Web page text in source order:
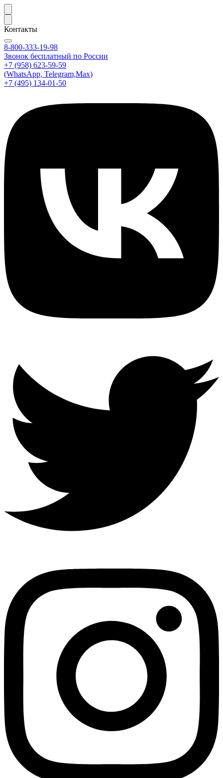
Контакты
8-800-333-19-98
Звонок бесплатный по России
+7 (958) 623-59-59
(WhatsApp, Telegram,Max)
+7 (495) 134-01-50